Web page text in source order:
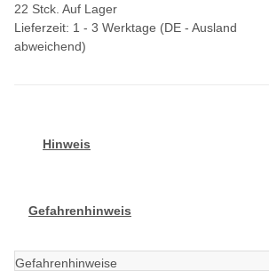
22 Stck. Auf Lager
Lieferzeit: 1 - 3 Werktage (DE - Ausland
abweichend)
Hinweis
Gefahrenhinweis
Gefahrenhinweise